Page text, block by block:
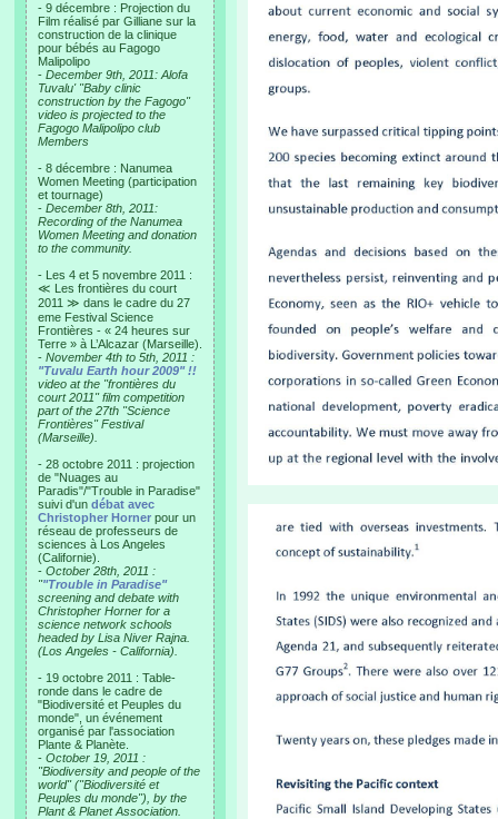
- 9 décembre : Projection du
Film réalisé par Gilliane sur la
construction de la clinique
pour bébés au Fagogo
Malipolipo
- December 9th, 2011: Alofa
Tuvalu' "Baby clinic
construction by the Fagogo"
video is projected to the
Fagogo Malipolipo club
Members
- 8 décembre : Nanumea
Women Meeting (participation
et tournage)
- December 8th, 2011:
Recording of the Nanumea
Women Meeting and donation
to the community.
- Les 4 et 5 novembre 2011 :
≪ Les frontières du court
2011 ≫ dans le cadre du 27
eme Festival Science
Frontières - « 24 heures sur
Terre » à L’Alcazar (Marseille).
- November 4th to 5th, 2011 :
"Tuvalu Earth hour 2009" !!
video at the "frontières du
court 2011" film competition
part of the 27th "Science
Frontières" Festival
(Marseille).
- 28 octobre 2011 : projection
de "Nuages au
Paradis"/"Trouble in Paradise"
suivi d'un débat avec
Christopher Horner pour un
réseau de professeurs de
sciences à Los Angeles
(Californie).
- October 28th, 2011 :
""Trouble in Paradise"
screening and debate with
Christopher Horner for a
science network schools
headed by Lisa Niver Rajna.
(Los Angeles - California).
- 19 octobre 2011 : Table-
ronde dans le cadre de
"Biodiversité et Peuples du
monde", un événement
organisé par l'association
Plante & Planète.
- October 19, 2011 :
"Biodiversity and people of the
world" ("Biodiversité et
Peuples du monde"), by the
Plant & Planet Association.